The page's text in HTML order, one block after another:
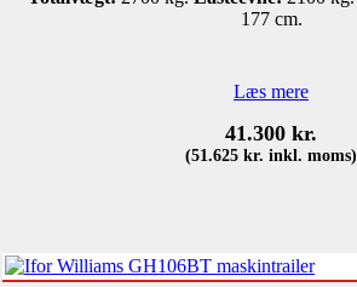
177 cm.
Læs mere
41.300 kr.
(51.625 kr. inkl. moms)